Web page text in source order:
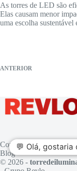
As torres de LED são
Elas causam menor
uma escolha sustentável
ANTERIOR
Contato
Blog
© 2026 -
💬 Olá,